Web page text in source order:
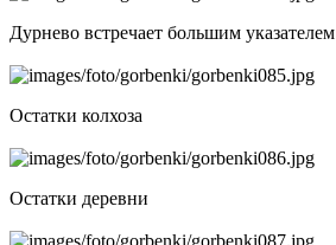
Дурнево встречает большим указателем
Остатки колхоза
Остатки деревни